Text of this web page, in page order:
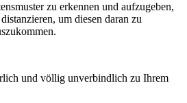
zu erkennen und aufzugeben,
um diesen daran zu
und völlig unverbindlich zu Ihrem